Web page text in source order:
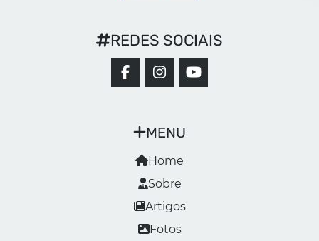
MENU
Home
Sobre
Artigos
Fotos
REDES SOCIAIS